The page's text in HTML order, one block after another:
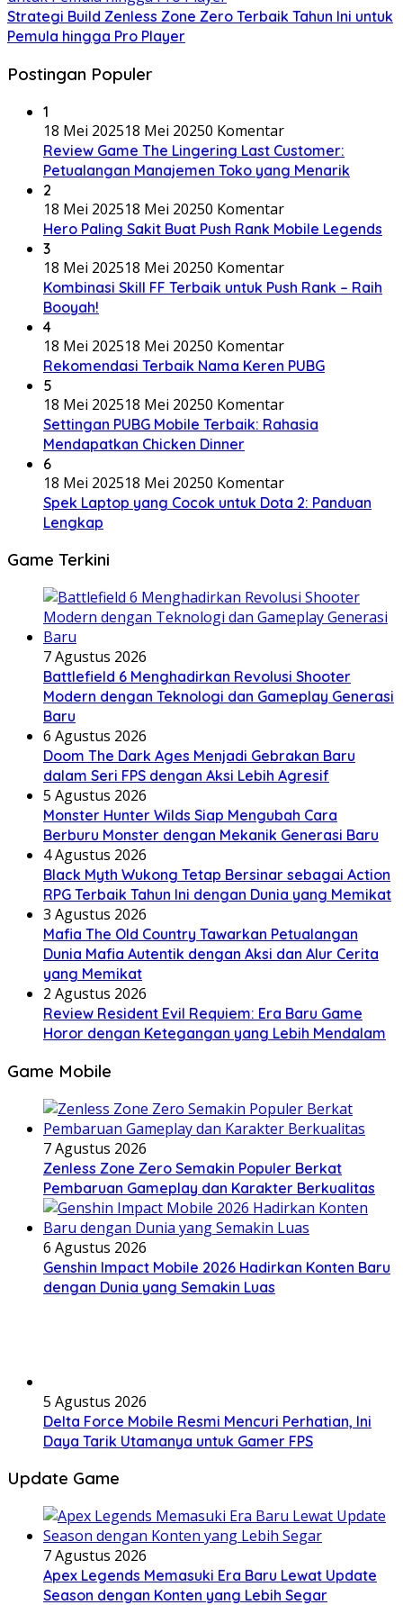
Strategi Build Zenless Zone Zero Terbaik Tahun Ini untuk
Pemula hingga Pro Player
Postingan Populer
1
18 Mei 202518 Mei 20250 Komentar
Review Game The Lingering Last Customer:
Petualangan Manajemen Toko yang Menarik
2
18 Mei 202518 Mei 20250 Komentar
Hero Paling Sakit Buat Push Rank Mobile Legends
3
18 Mei 202518 Mei 20250 Komentar
Kombinasi Skill FF Terbaik untuk Push Rank – Raih
Booyah!
4
18 Mei 202518 Mei 20250 Komentar
Rekomendasi Terbaik Nama Keren PUBG
5
18 Mei 202518 Mei 20250 Komentar
Settingan PUBG Mobile Terbaik: Rahasia
Mendapatkan Chicken Dinner
6
18 Mei 202518 Mei 20250 Komentar
Spek Laptop yang Cocok untuk Dota 2: Panduan
Lengkap
Game Terkini
7 Agustus 2026
Battlefield 6 Menghadirkan Revolusi Shooter
Modern dengan Teknologi dan Gameplay Generasi
Baru
6 Agustus 2026
Doom The Dark Ages Menjadi Gebrakan Baru
dalam Seri FPS dengan Aksi Lebih Agresif
5 Agustus 2026
Monster Hunter Wilds Siap Mengubah Cara
Berburu Monster dengan Mekanik Generasi Baru
4 Agustus 2026
Black Myth Wukong Tetap Bersinar sebagai Action
RPG Terbaik Tahun Ini dengan Dunia yang Memikat
3 Agustus 2026
Mafia The Old Country Tawarkan Petualangan
Dunia Mafia Autentik dengan Aksi dan Alur Cerita
yang Memikat
2 Agustus 2026
Review Resident Evil Requiem: Era Baru Game
Horor dengan Ketegangan yang Lebih Mendalam
Game Mobile
7 Agustus 2026
Zenless Zone Zero Semakin Populer Berkat
Pembaruan Gameplay dan Karakter Berkualitas
6 Agustus 2026
Genshin Impact Mobile 2026 Hadirkan Konten Baru
dengan Dunia yang Semakin Luas
5 Agustus 2026
Delta Force Mobile Resmi Mencuri Perhatian, Ini
Daya Tarik Utamanya untuk Gamer FPS
Update Game
7 Agustus 2026
Apex Legends Memasuki Era Baru Lewat Update
Season dengan Konten yang Lebih Segar